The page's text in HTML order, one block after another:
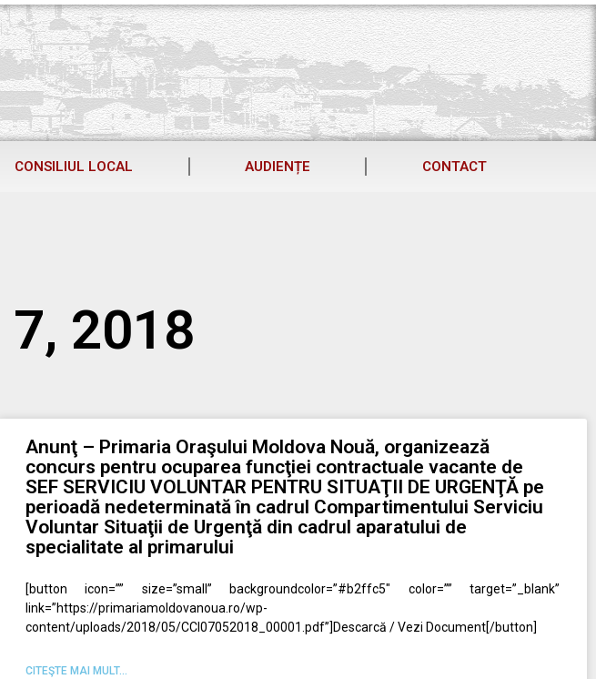
CONSILIUL LOCAL AUDIENȚE CONTACT
2018
Anunţ – Primaria Oraşului Moldova Nouă, organizează
concurs pentru ocuparea funcţiei contractuale vacante de
SEF SERVICIU VOLUNTAR PENTRU SITUAŢII DE URGENŢĂ pe
perioadă nedeterminată în cadrul Compartimentului Serviciu
Voluntar Situaţii de Urgenţă din cadrul aparatului de
specialitate al primarului
[button icon=”” size=”small” backgroundcolor=”#b2ffc5″ color=”” target=”_blank”
link=”https://primariamoldovanoua.ro/wp-
content/uploads/2018/05/CCI07052018_00001.pdf”]Descarcă / Vezi Document[/button]
CITEŞTE MAI MULT...